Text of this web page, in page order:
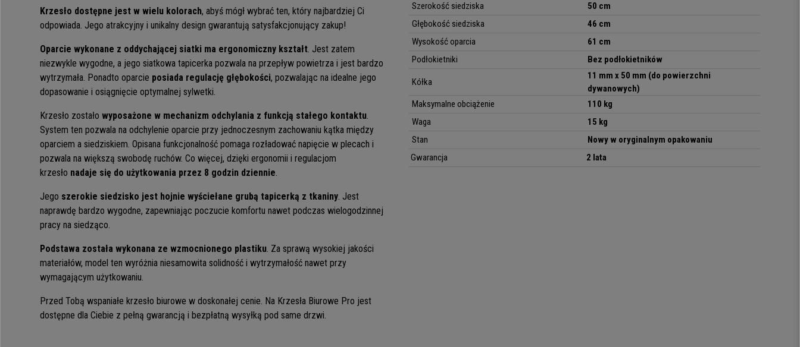
Krzesło dostępne jest w wielu kolorach, abyś mógł wybrać ten, który najbardziej Ci
odpowiada. Jego atrakcyjny i unikalny design gwarantują satysfakcjonujący zakup!
Oparcie wykonane z oddychającej siatki ma ergonomiczny kształt. Jest zatem
niezwykle wygodne, a jego siatkowa tapicerka pozwala na przepływ powietrza i jest bardzo
wytrzymała. Ponadto oparcie posiada regulację głębokości, pozwalając na idealne jego
dopasowanie i osiągnięcie optymalnej sylwetki.
Krzesło zostało wyposażone w mechanizm odchylania z funkcją stałego kontaktu.
System ten pozwala na odchylenie oparcie przy jednoczesnym zachowaniu kątka między
oparciem a siedziskiem. Opisana funkcjonalność pomaga rozładować napięcie w plecach i
pozwala na większą swobodę ruchów. Co więcej, dzięki ergonomii i regulacjom
krzesło nadaje się do użytkowania przez 8 godzin dziennie.
Jego szerokie siedzisko jest hojnie wyściełane grubą tapicerką z tkaniny. Jest
naprawdę bardzo wygodne, zapewniając poczucie komfortu nawet podczas wielogodzinnej
pracy na siedząco.
Podstawa została wykonana ze wzmocnionego plastiku. Za sprawą wysokiej jakości
materiałów, model ten wyróżnia niesamowita solidność i wytrzymałość nawet przy
wymagającym użytkowaniu.
Przed Tobą wspaniałe krzesło biurowe w doskonałej cenie. Na Krzesła Biurowe Pro jest
dostępne dla Ciebie z pełną gwarancją i bezpłatną wysyłką pod same drzwi.
Szerokość siedziska
50 cm
Głębokość siedziska
46 cm
Wysokość oparcia
61 cm
Podłokietniki
Bez podłokietników
Kółka
11 mm x 50 mm (do powierzchni
dywanowych)
Maksymalne obciążenie
110 kg
Waga
15 kg
Stan
Nowy w oryginalnym opakowaniu
Gwarancja
2 lata